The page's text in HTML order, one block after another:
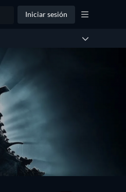
Iniciar sesión